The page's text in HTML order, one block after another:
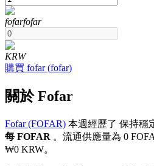
多種以USDT結算的永續合約
幣本位永續
以數字貨幣為保證金的永續合
fofarfofar
KRW
購買 fofar(fofar)
關於 Fofar
Fofar (FOFAR) 本週經歷了 保持穩
每 FOFAR 。流通供應量為 0
₩0 KRW。